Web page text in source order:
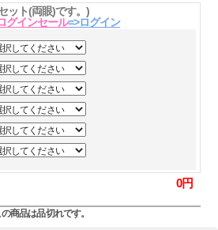
ット(両眼)です。)
グインセール=>ログイン
0円
の商品は品切れです。